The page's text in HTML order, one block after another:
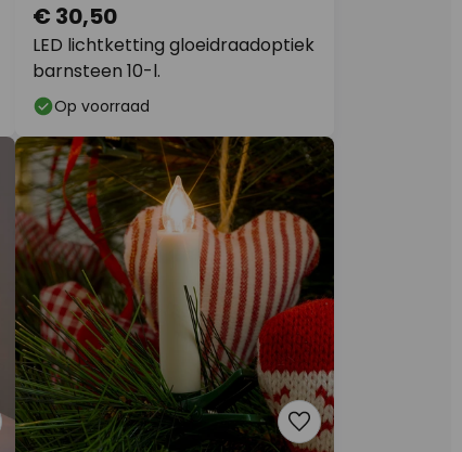
LED lichtketting gloeidraadoptiek
barnsteen 10-l.
€ 30,50
Op voorraad